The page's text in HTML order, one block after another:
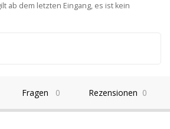
ab dem letzten Eingang, es ist kein
Fragen 0 Rezensionen 0